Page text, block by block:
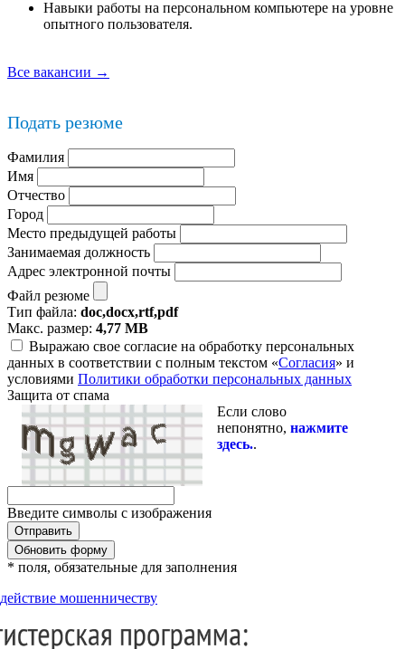
Навыки работы на персональном компьютере на уровне
опытного пользователя.
Все вакансии →
Подать резюме
Фамилия
Имя
Отчество
Город
Место предыдущей работы
Занимаемая должность
Адрес электронной почты
Файл резюме
Тип файла: doc,docx,rtf,pdf
Макс. размер: 4,77 MB
Выражаю свое согласие на обработку персональных
данных в соответствии с полным текстом «Согласия» и
условиями Политики обработки персональных данных
Защита от спама
Если слово
непонятно, нажмите
здесь..
Введите символы с изображения
Обновить форму
* поля, обязательные для заполнения
мошенничеству